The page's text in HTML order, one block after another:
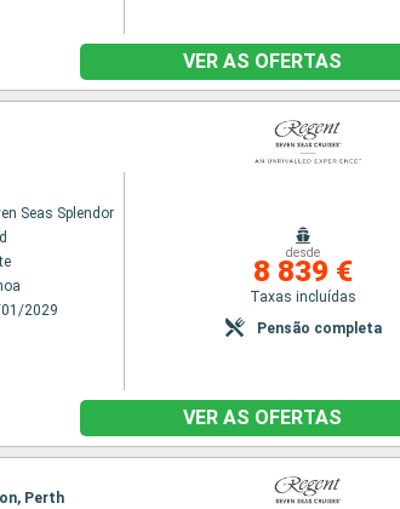
VER AS OFERTAS
Seas Splendor
2029
desde
8 839 €
Taxas incluídas
Pensão completa
VER AS OFERTAS
Perth